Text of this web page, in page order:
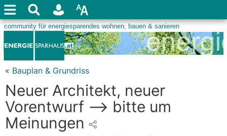
« Bauplan & Grundriss
Neuer Architekt, neuer
Vorentwurf --> bitte um
Meinungen